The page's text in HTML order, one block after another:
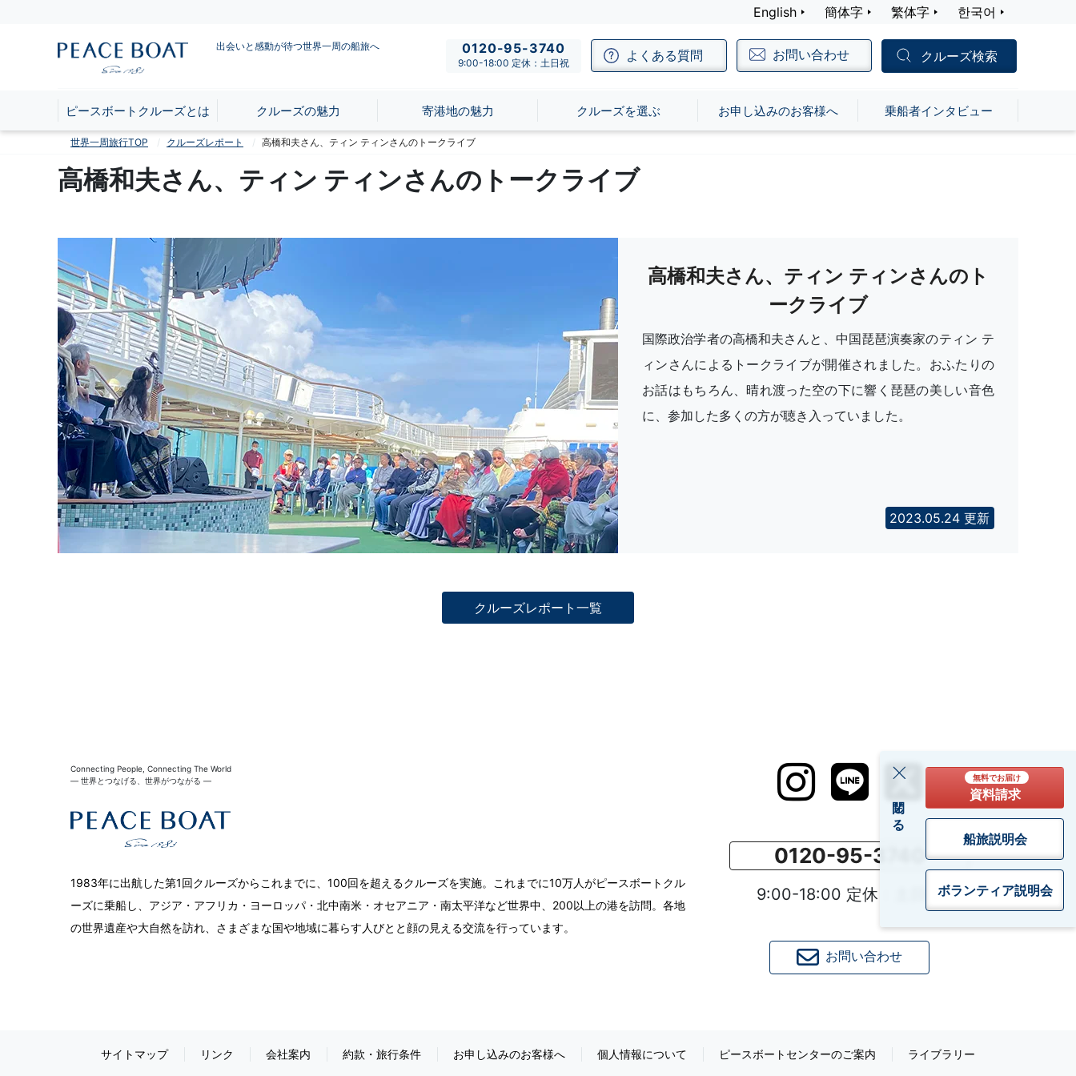
English 簡体字 繁体字 한국어
出会いと感動が待つ世界一周の船旅へ 0120-95-3740
9:00-18:00 定休：土日祝 よくある質問 お問い合わせ クルーズ検索
ピースボートクルーズとは クルーズの魅力 寄港地の魅力 クルーズを選ぶ お申し込みのお客様へ 乗船者インタビュー
閉じる
無料でお届け
資料請求
船旅説明会
ボランティア説明会
世界一周旅行TOP クルーズレポート 高橋和夫さん、ティン ティンさんのトークライブ
高橋和夫さん、ティン ティンさんのトークライブ
高橋和夫さん、ティン ティンさんのト
ークライブ
国際政治学者の高橋和夫さんと、中国琵琶演奏家のティン テ
ィンさんによるトークライブが開催されました。おふたりの
お話はもちろん、晴れ渡った空の下に響く琵琶の美しい音色
に、参加した多くの方が聴き入っていました。
2023.05.24 更新
クルーズレポート一覧
0120-95-3740
9:00-18:00 定休：土日祝
お問い合わせ
Connecting People, Connecting The World
― 世界とつなげる、世界がつながる ―
1983年に出航した第1回クルーズからこれまでに、100回を超えるクルーズを実施。これまでに10万人がピースボートクル
ーズに乗船し、アジア・アフリカ・ヨーロッパ・北中南米・オセアニア・南太平洋など世界中、200以上の港を訪問。各地
の世界遺産や大自然を訪れ、さまざまな国や地域に暮らす人びとと顔の見える交流を行っています。
サイトマップ リンク 会社案内 約款・旅行条件 お申し込みのお客様へ 個人情報について ピースボートセンターのご案内 ライブラリー